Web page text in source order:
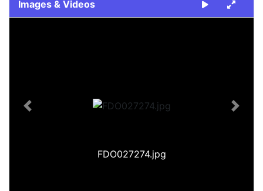
Images & Videos
FDO027274.jpg
Previous Next